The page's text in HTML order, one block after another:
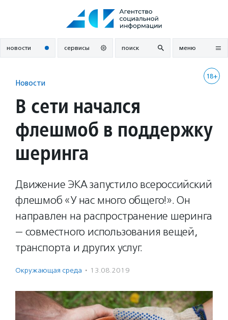
новости сервисы поиск меню
18+
Новости
В сети начался
флешмоб в поддержку
шеринга
Движение ЭКА запустило всероссийский
флешмоб «У нас много общего!». Он
направлен на распространение шеринга
— совместного использования вещей,
транспорта и других услуг.
Окружающая среда · 13.08.2019